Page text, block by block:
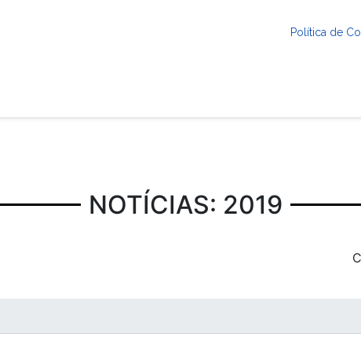
Política de
NOTÍCIAS: 2019